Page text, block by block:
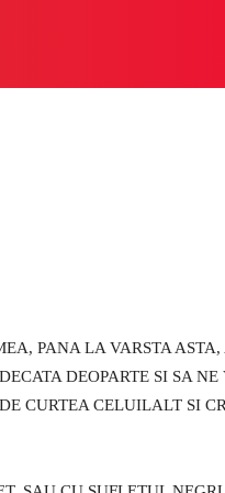
din
PANA LA VARSTA
DEOPARTE SI SA
CURTEA CELUILALT SI